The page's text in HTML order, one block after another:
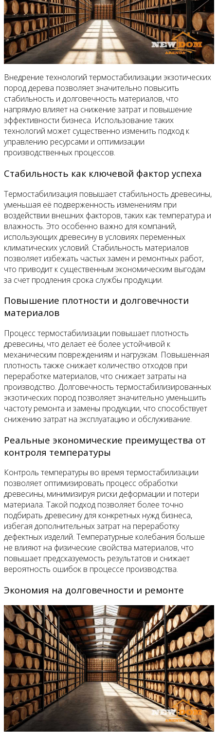
Внедрение технологий термостабилизации экзотических
пород дерева позволяет значительно повысить
стабильность и долговечность материалов, что
напрямую влияет на снижение затрат и повышение
эффективности бизнеса. Использование таких
технологий может существенно изменить подход к
управлению ресурсами и оптимизации
производственных процессов.
Стабильность как ключевой фактор успеха
Термостабилизация повышает стабильность древесины,
уменьшая её подверженность изменениям при
воздействии внешних факторов, таких как температура и
влажность. Это особенно важно для компаний,
использующих древесину в условиях переменных
климатических условий. Стабильность материалов
позволяет избежать частых замен и ремонтных работ,
что приводит к существенным экономическим выгодам
за счет продления срока службы продукции.
Повышение плотности и долговечности
материалов
Процесс термостабилизации повышает плотность
древесины, что делает её более устойчивой к
механическим повреждениям и нагрузкам. Повышенная
плотность также снижает количество отходов при
переработке материалов, что снижает затраты на
производство. Долговечность термостабилизированных
экзотических пород позволяет значительно уменьшить
частоту ремонта и замены продукции, что способствует
снижению затрат на эксплуатацию и обслуживание.
Реальные экономические преимущества от
контроля температуры
Контроль температуры во время термостабилизации
позволяет оптимизировать процесс обработки
древесины, минимизируя риски деформации и потери
материала. Такой подход позволяет более точно
подбирать древесину для конкретных нужд бизнеса,
избегая дополнительных затрат на переработку
дефектных изделий. Температурные колебания больше
не влияют на физические свойства материалов, что
повышает предсказуемость результатов и снижает
вероятность ошибок в процессе производства.
Экономия на долговечности и ремонте